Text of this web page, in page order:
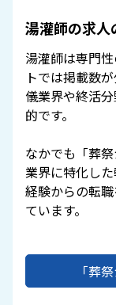
湯灌師の求人
湯灌師は専門
トでは掲載数
儀業界や終活
的です。
なかでも「葬
業界に特化し
経験からの転
ています。
「葬